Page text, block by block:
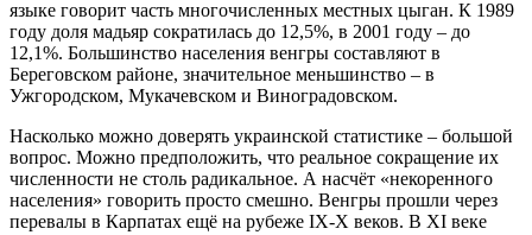
языке говорит часть многочисленных местных цыган. К 1989
году доля мадьяр сократилась до 12,5%, в 2001 году – до
12,1%. Большинство населения венгры составляют в
Береговском районе, значительное меньшинство – в
Ужгородском, Мукачевском и Виноградовском.
Насколько можно доверять украинской статистике – большой
вопрос. Можно предположить, что реальное сокращение их
численности не столь радикальное. А насчёт «некоренного
населения» говорить просто смешно. Венгры прошли через
перевалы в Карпатах ещё на рубеже IX-X веков. В XI веке